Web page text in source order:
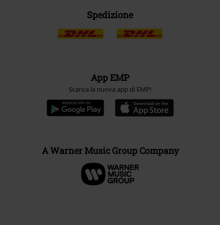
Spedizione
App EMP
Scarica la nuova app di EMP!
A Warner Music Group Company